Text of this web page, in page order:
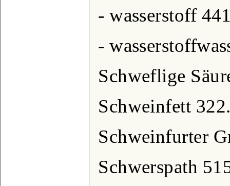
- wasserstoff
-
Schweflige
Schweinfett
Schweinfurter
Schwerspath